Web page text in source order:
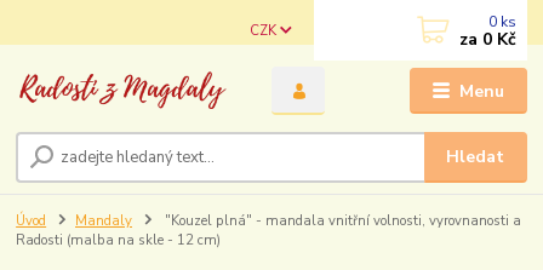
Menu
CZK
Hledat
0 ks
za 0 Kč
Úvod Mandaly
"Kouzel plná" - mandala vnitřní volnosti, vyrovnanosti a
Radosti (malba na skle - 12 cm)